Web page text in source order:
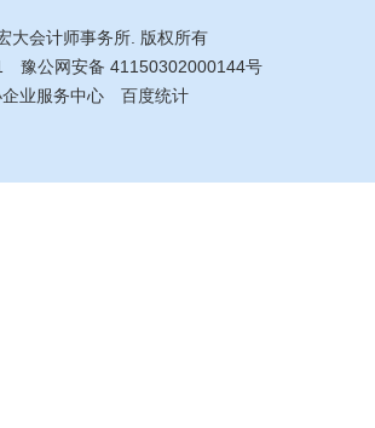
大会计师事务所. 版权所有
豫公网安备 41150302000144号
业服务中心 百度统计